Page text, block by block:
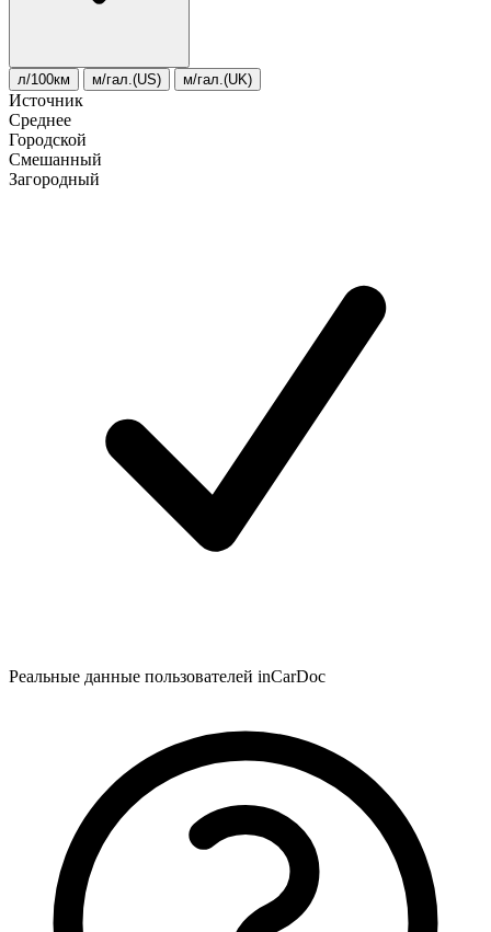
л/100км м/гал.(US) м/гал.(UK)
Источник
Среднее
Городской
Смешанный
Загородный
Реальные данные пользователей inCarDoc